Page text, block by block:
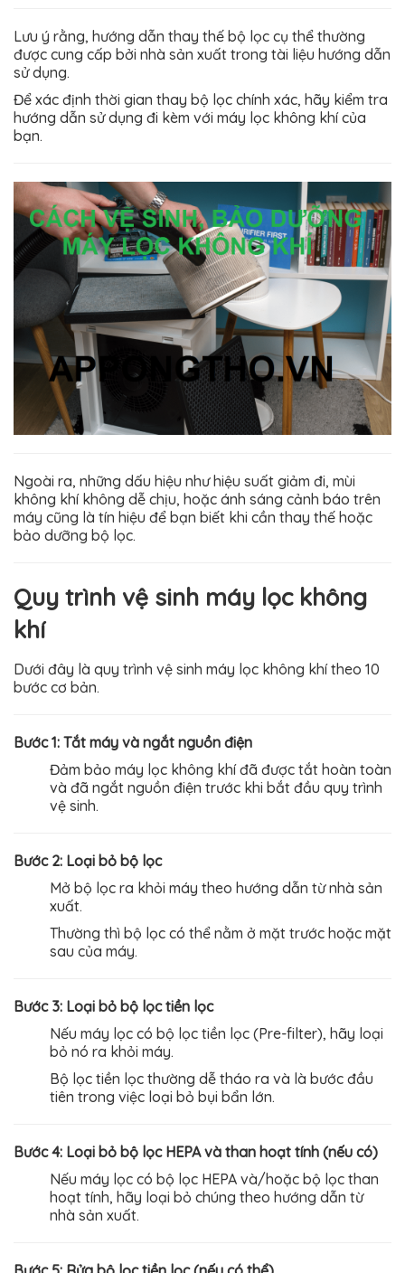
Lưu ý rằng, hướng dẫn thay thế bộ lọc cụ thể thường
được cung cấp bởi nhà sản xuất trong tài liệu hướng dẫn
sử dụng.
Để xác định thời gian thay bộ lọc chính xác, hãy kiểm tra
hướng dẫn sử dụng đi kèm với máy lọc không khí của
bạn.
Ngoài ra, những dấu hiệu như hiệu suất giảm đi, mùi
không khí không dễ chịu, hoặc ánh sáng cảnh báo trên
máy cũng là tín hiệu để bạn biết khi cần thay thế hoặc
bảo dưỡng bộ lọc.
Quy trình vệ sinh máy lọc không
khí
Dưới đây là quy trình vệ sinh máy lọc không khí theo 10
bước cơ bản.
Bước 1: Tắt máy và ngắt nguồn điện
Đảm bảo máy lọc không khí đã được tắt hoàn toàn
và đã ngắt nguồn điện trước khi bắt đầu quy trình
vệ sinh.
Bước 2: Loại bỏ bộ lọc
Mở bộ lọc ra khỏi máy theo hướng dẫn từ nhà sản
xuất.
Thường thì bộ lọc có thể nằm ở mặt trước hoặc mặt
sau của máy.
Bước 3: Loại bỏ bộ lọc tiền lọc
Nếu máy lọc có bộ lọc tiền lọc (Pre-filter), hãy loại
bỏ nó ra khỏi máy.
Bộ lọc tiền lọc thường dễ tháo ra và là bước đầu
tiên trong việc loại bỏ bụi bẩn lớn.
Bước 4: Loại bỏ bộ lọc HEPA và than hoạt tính (nếu có)
Nếu máy lọc có bộ lọc HEPA và/hoặc bộ lọc than
hoạt tính, hãy loại bỏ chúng theo hướng dẫn từ
nhà sản xuất.